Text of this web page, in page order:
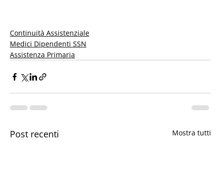
Continuità Assistenziale
Medici Dipendenti SSN
Assistenza Primaria
Post recenti Mostra tutti